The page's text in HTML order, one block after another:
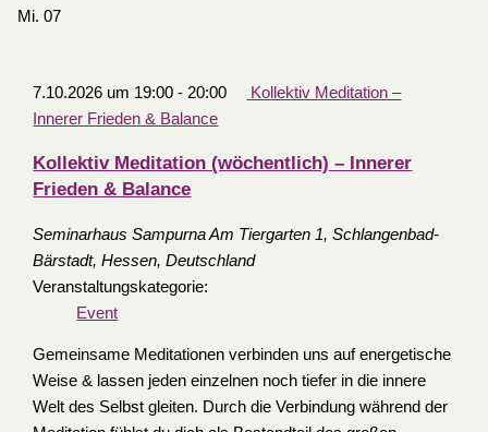
Mi. 07
7.10.2026 um 19:00 - 20:00
Kollektiv Meditation –
Innerer Frieden & Balance
Kollektiv Meditation (wöchentlich) – Innerer
Frieden & Balance
Seminarhaus SampurnaAm Tiergarten 1, Schlangenbad-
Bärstadt, Hessen, Deutschland
Veranstaltungskategorie:
Event
Gemeinsame Meditationen verbinden uns auf energetische
Weise & lassen jeden einzelnen noch tiefer in die innere
Welt des Selbst gleiten. Durch die Verbindung während der